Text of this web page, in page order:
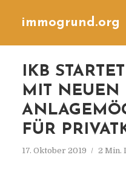
immogrund.org
IKB
MIT NEUEN
FÜR
17. Oktober 2019 2 Min.